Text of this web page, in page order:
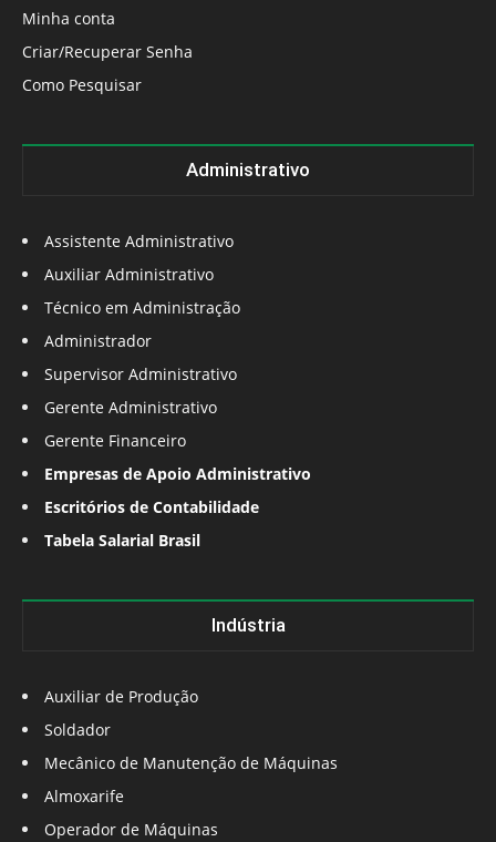
Minha conta
Criar/Recuperar Senha
Como Pesquisar
Administrativo
Assistente Administrativo
Auxiliar Administrativo
Técnico em Administração
Administrador
Supervisor Administrativo
Gerente Administrativo
Gerente Financeiro
Empresas de Apoio Administrativo
Escritórios de Contabilidade
Tabela Salarial Brasil
Indústria
Auxiliar de Produção
Soldador
Mecânico de Manutenção de Máquinas
Almoxarife
Operador de Máquinas